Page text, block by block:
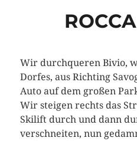
Wir durchqueren Bivio,
Dorfes, aus Richting
Auto auf dem großen
Wir steigen rechts das
Skilift durch und dann
verschneiten, nun